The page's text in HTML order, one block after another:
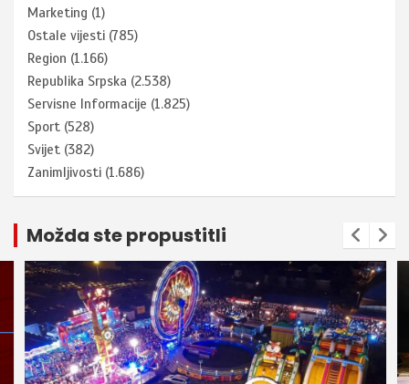
Marketing (1)
Ostale vijesti (785)
Region (1.166)
Republika Srpska (2.538)
Servisne Informacije (1.825)
Sport (528)
Svijet (382)
Zanimljivosti (1.686)
Možda ste propustitli